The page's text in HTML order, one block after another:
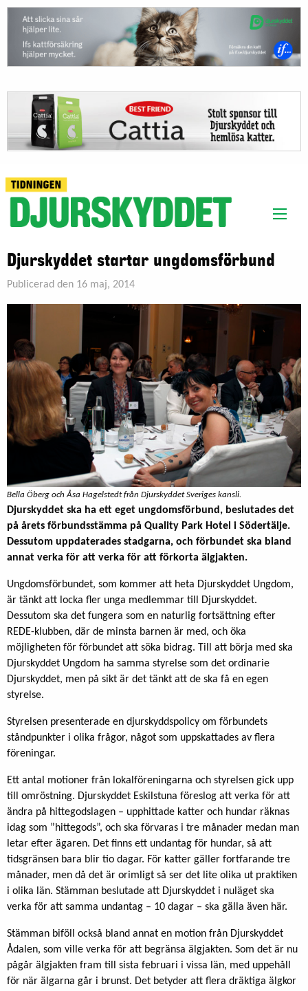
Djurskyddet startar ungdomsförbund
Publicerad den 16 maj, 2014
Bella Öberg och Åsa Hagelstedt från Djurskyddet Sveriges kansli.
Djurskyddet ska ha ett eget ungdomsförbund, beslutades det
på årets förbundsstämma på Quality Park Hotel i Södertälje.
Dessutom uppdaterades stadgarna, och förbundet ska bland
annat verka för att verka för att förkorta älgjakten.
Ungdomsförbundet, som kommer att heta Djurskyddet Ungdom,
är tänkt att locka fler unga medlemmar till Djurskyddet.
Dessutom ska det fungera som en naturlig fortsättning efter
REDE-klubben, där de minsta barnen är med, och öka
möjligheten för förbundet att söka bidrag. Till att börja med ska
Djurskyddet Ungdom ha samma styrelse som det ordinarie
Djurskyddet, men på sikt är det tänkt att de ska få en egen
styrelse.
Styrelsen presenterade en djurskyddspolicy om förbundets
ståndpunkter i olika frågor, något som uppskattades av flera
föreningar.
Ett antal motioner från lokalföreningarna och styrelsen gick upp
till omröstning. Djurskyddet Eskilstuna föreslog att verka för att
ändra på hittegodslagen – upphittade katter och hundar räknas
idag som ”hittegods”, och ska förvaras i tre månader medan man
letar efter ägaren. Det finns ett undantag för hundar, så att
tidsgränsen bara blir tio dagar. För katter gäller fortfarande tre
månader, men då det är orimligt så ser det lite olika ut praktiken
i olika län. Stämman beslutade att Djurskyddet i nuläget ska
verka för att samma undantag – 10 dagar – ska gälla även här.
Stämman biföll också bland annat en motion från Djurskyddet
Ådalen, som ville verka för att begränsa älgjakten. Som det är nu
pågår älgjakten fram till sista februari i vissa län, med uppehåll
för när älgarna går i brunst. Det betyder att flera dräktiga älgkor